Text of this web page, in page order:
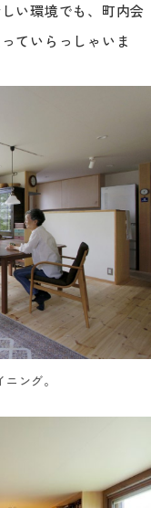
い環境でも、町内会
ていらっしゃいま
ング。